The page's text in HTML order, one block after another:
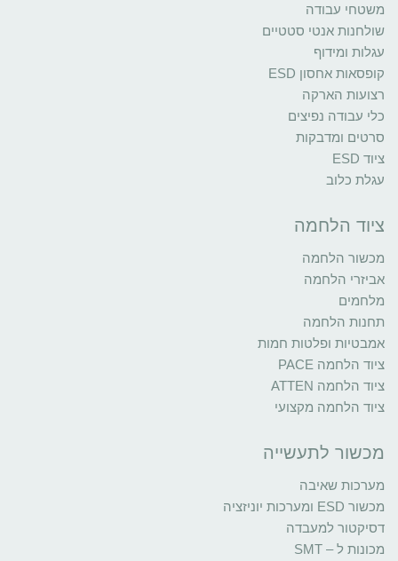
משטחי עבודה
שולחנות אנטי סטטיים
עגלות ומידוף
קופסאות אחסון ESD
רצועות הארקה
כלי עבודה נפיצים
סרטים ומדבקות
ציוד ESD
עגלת כלוב
ציוד הלחמה
מכשור הלחמה
אביזרי הלחמה
מלחמים
תחנות הלחמה
אמבטיות ופלטות חמות
ציוד הלחמה PACE
ציוד הלחמה ATTEN
ציוד הלחמה מקצועי
מכשור לתעשייה
מערכות שאיבה
מכשור ESD ומערכות יוניזציה
דסיקטור למעבדה
מכונות ל – SMT